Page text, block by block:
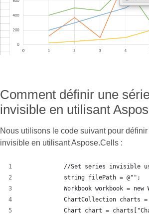
Comment définir une
invisible en utilisant
Nous utilisons le code suivant pour
invisible en utilisant Aspose.Cells :
//Set series invisible
            string filePath = @"";
Workbook workbook = new
ChartCollection charts
Chart chart =